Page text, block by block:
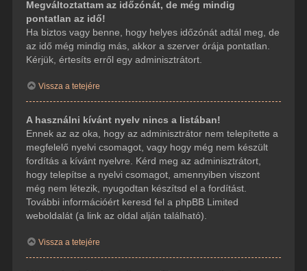
Megváltoztattam az időzónát, de még mindig
pontatlan az idő!
Ha biztos vagy benne, hogy helyes időzónát adtál meg, de
az idő még mindig más, akkor a szerver órája pontatlan.
Kérjük, értesíts erről egy adminisztrátort.
Vissza a tetejére
A használni kívánt nyelv nincs a listában!
Ennek az az oka, hogy az adminisztrátor nem telepítette a
megfelelő nyelvi csomagot, vagy hogy még nem készült
fordítás a kívánt nyelvre. Kérd meg az adminisztrátort,
hogy telepítse a nyelvi csomagot, amennyiben viszont
még nem létezik, nyugodtan készítsd el a fordítást.
További információért keresd fel a phpBB Limited
weboldalát (a link az oldal alján található).
Vissza a tetejére